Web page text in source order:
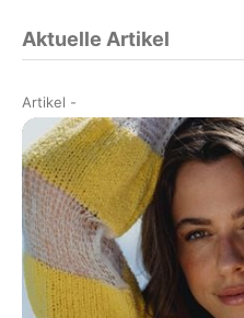
Aktuelle Artikel
Artikel -